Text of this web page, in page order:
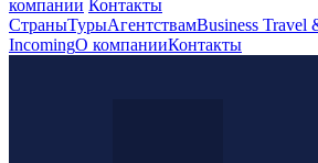
компании Контакты
СтраныТурыАгентствамBusiness Travel
IncomingО компанииКонтакты